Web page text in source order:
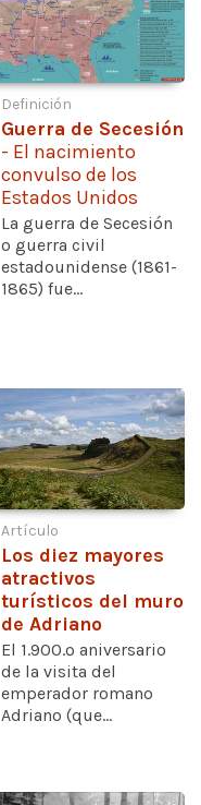
Definición
Guerra de Secesión
- El nacimiento
convulso de los
Estados Unidos
La guerra de Secesión
o guerra civil
estadounidense (1861-
1865) fue...
Artículo
Los diez mayores
atractivos
turísticos del muro
de Adriano
El 1.900.º aniversario
de la visita del
emperador romano
Adriano (que...